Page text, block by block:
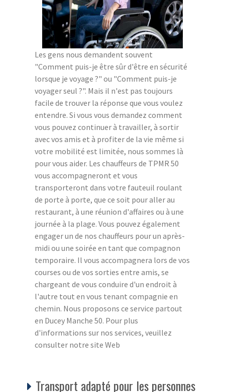
Les gens nous demandent souvent
"Comment puis-je être sûr d'être en sécurité
lorsque je voyage ?" ou "Comment puis-je
voyager seul ?". Mais il n'est pas toujours
facile de trouver la réponse que vous voulez
entendre. Si vous vous demandez comment
vous pouvez continuer à travailler, à sortir
avec vos amis et à profiter de la vie même si
votre mobilité est limitée, nous sommes là
pour vous aider. Les chauffeurs de TPMR 50
vous accompagneront et vous
transporteront dans votre fauteuil roulant
de porte à porte, que ce soit pour aller au
restaurant, à une réunion d'affaires ou à une
journée à la plage. Vous pouvez également
engager un de nos chauffeurs pour un après-
midi ou une soirée en tant que compagnon
temporaire. Il vous accompagnera lors de vos
courses ou de vos sorties entre amis, se
chargeant de vous conduire d'un endroit à
l'autre tout en vous tenant compagnie en
chemin. Nous proposons ce service partout
en Ducey Manche 50. Pour plus
d'informations sur nos services, veuillez
consulter notre site Web
Transport adapté pour les personnes